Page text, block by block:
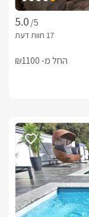
/5
החל מ- ₪1100